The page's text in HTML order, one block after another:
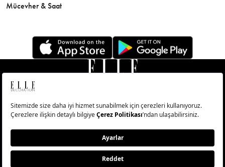
Mücevher & Saat
© Big Medya Teknoloji A.Ş. Altunizade Mahallesi Kuşbakışı
Caddesi No:27/1 Üsküdar/İstanbul
Aydınlatma Metni